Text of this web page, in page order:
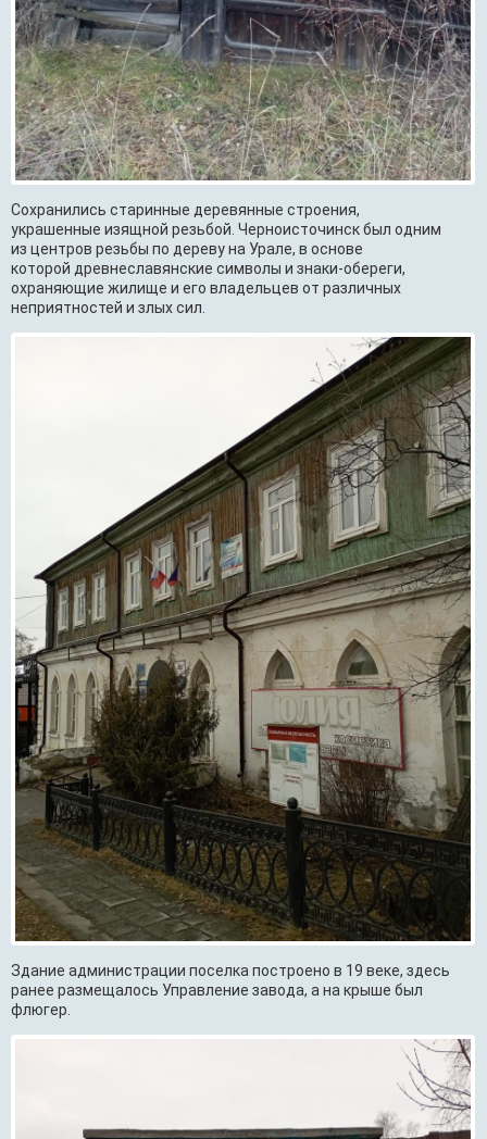
Сохранились старинные деревянные строения,
украшенные изящной резьбой. Черноисточинск был одним
из центров резьбы по дереву на Урале, в основе
которой древнеславянские символы и знаки-обереги,
охраняющие жилище и его владельцев от различных
неприятностей и злых сил.
Здание администрации поселка построено в 19 веке, здесь
ранее размещалось Управление завода, а на крыше был
флюгер.